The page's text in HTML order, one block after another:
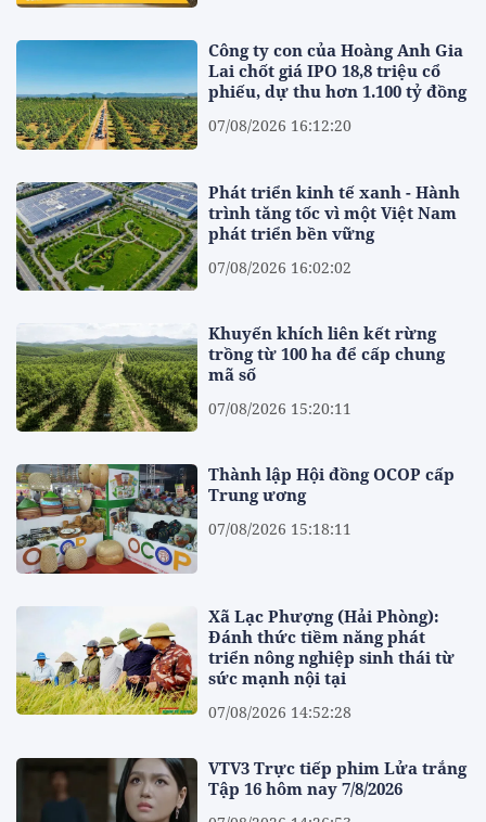
Công ty con của Hoàng Anh Gia
Lai chốt giá IPO 18,8 triệu cổ
phiếu, dự thu hơn 1.100 tỷ đồng
07/08/2026 16:12:20
Phát triển kinh tế xanh - Hành
trình tăng tốc vì một Việt Nam
phát triển bền vững
07/08/2026 16:02:02
Khuyến khích liên kết rừng
trồng từ 100 ha để cấp chung
mã số
07/08/2026 15:20:11
Thành lập Hội đồng OCOP cấp
Trung ương
07/08/2026 15:18:11
Xã Lạc Phượng (Hải Phòng):
Đánh thức tiềm năng phát
triển nông nghiệp sinh thái từ
sức mạnh nội tại
07/08/2026 14:52:28
VTV3 Trực tiếp phim Lửa trắng
Tập 16 hôm nay 7/8/2026